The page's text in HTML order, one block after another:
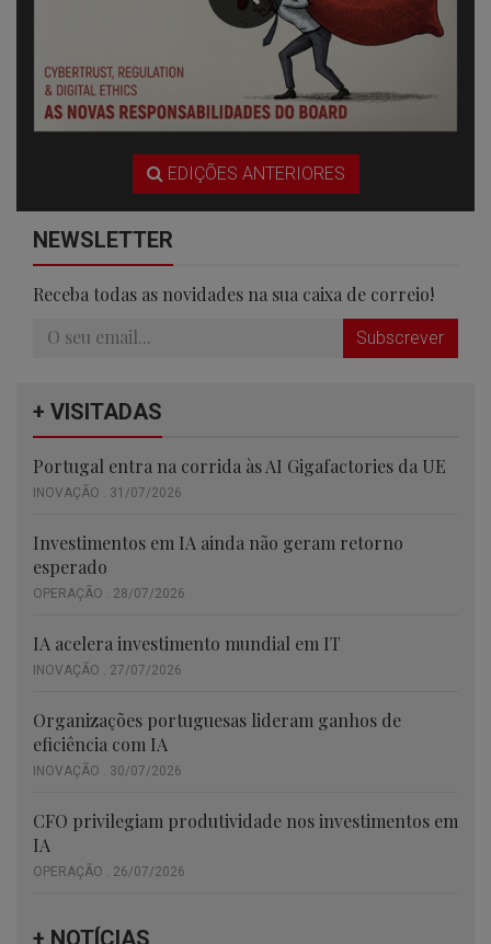
EDIÇÕES ANTERIORES
NEWSLETTER
Receba todas as novidades na sua caixa de correio!
Subscrever
+ VISITADAS
Portugal entra na corrida às AI Gigafactories da UE
INOVAÇÃO . 31/07/2026
Investimentos em IA ainda não geram retorno
esperado
OPERAÇÃO . 28/07/2026
IA acelera investimento mundial em IT
INOVAÇÃO . 27/07/2026
Organizações portuguesas lideram ganhos de
eficiência com IA
INOVAÇÃO . 30/07/2026
CFO privilegiam produtividade nos investimentos em
IA
OPERAÇÃO . 26/07/2026
+ NOTÍCIAS